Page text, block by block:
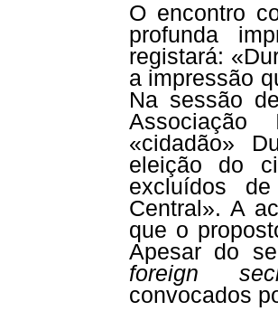
O encontro
profunda
registará:
a impressão
Na sessão
Associação
«cidadão»
eleição do
excluídos
Central». A
que o
Apesar do
foreign
convocados